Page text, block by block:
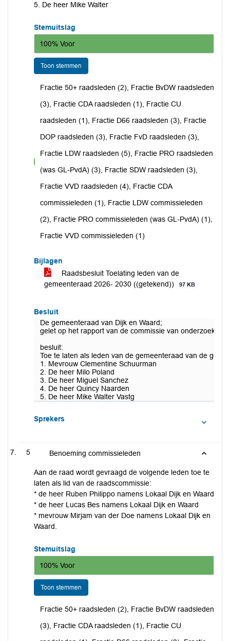
5. De heer Mike Walter
Stemuitslag
100% Voor
Toon stemmen
voor
Fractie 50+ raadsleden (2), Fractie BvDW raadsleden
(3), Fractie CDA raadsleden (1), Fractie CU
raadsleden (1), Fractie D66 raadsleden (3), Fractie
DOP raadsleden (3), Fractie FvD raadsleden (3),
Fractie LDW raadsleden (5), Fractie PRO raadsleden
(was GL-PvdA) (3), Fractie SDW raadsleden (3),
Fractie VVD raadsleden (4), Fractie CDA
commissieleden (1), Fractie LDW commissieleden
(2), Fractie PRO commissieleden (was GL-PvdA) (1),
Fractie VVD commissieleden (1)
Bijlagen
Raadsbesluit Toelating leden van de
gemeenteraad 2026- 2030 ((getekend))
97 KB
Besluit
De gemeenteraad van Dijk en Waard;
gelet op het rapport van de commissie van onderzoek
besluit:
Toe te laten als leden van de gemeenteraad van de
1. Mevrouw Clementine Schuurman
2. De heer Milo Poland
3. De heer Miguel Sanchez
4. De heer Quincy Naarden
5. De heer Mike Walter Vastg
Sprekers
5 Benoeming commissieleden
Aan de raad wordt gevraagd de volgende leden toe te
laten als lid van de raadscommissie:
* de heer Ruben Philippo namens Lokaal Dijk en Waard
* de heer Lucas Bes namens Lokaal Dijk en Waard
* mevrouw Mirjam van der Doe namens Lokaal Dijk en
Waard.
Stemuitslag
100% Voor
Toon stemmen
Fractie 50+ raadsleden (2), Fractie BvDW raadsleden
(3), Fractie CDA raadsleden (1), Fractie CU